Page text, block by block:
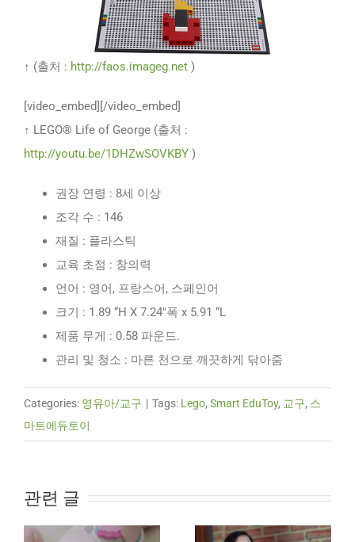
↑ (출처 : http://faos.imageg.net )
[video_embed][/video_embed]
↑ LEGO® Life of George (출처 :
http://youtu.be/1DHZwSOVKBY )
권장 연령 : 8세 이상
조각 수 : 146
재질 : 플라스틱
교육 초점 : 창의력
언어 : 영어, 프랑스어, 스페인어
크기 : 1.89 “H X 7.24″폭 x 5.91 “L
제품 무게 : 0.58 파운드.
관리 및 청소 : 마른 천으로 깨끗하게 닦아줌
Categories: 영유아/교구 | Tags: Lego, Smart EduToy, 교구, 스
마트에듀토이
관련 글